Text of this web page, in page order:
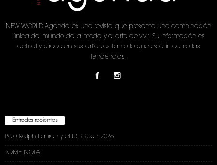
NEW WORLD Agenda es una revista que presenta una combinación
única del mundo de la moda y el arte de vivir. Su información es
actual y ofrece en sus artículos tanto lo que está in como las
tendencias.
Entradas recientes
Polo Ralph Lauren y el US Open 2026
TOME NOTA